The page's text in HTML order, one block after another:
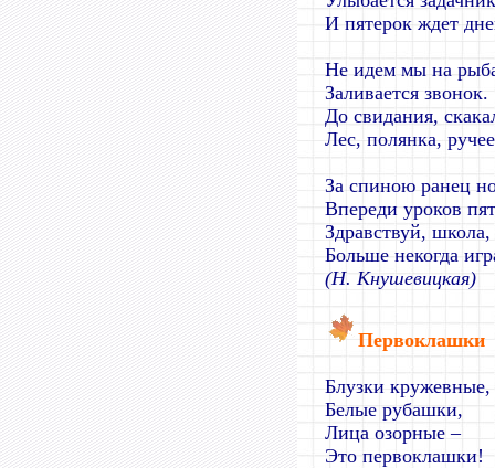
И пятерок ждет
Не идем мы на
Заливается звонок.
До свидания,
Лес, полянка,
За спиною ранец
Впереди уроков
Здравствуй,
Больше некогда
(Н. Кнушевицкая)
Первоклашки
Блузки кружевные,
Белые рубашки,
Лица озорные –
Это первоклашки!